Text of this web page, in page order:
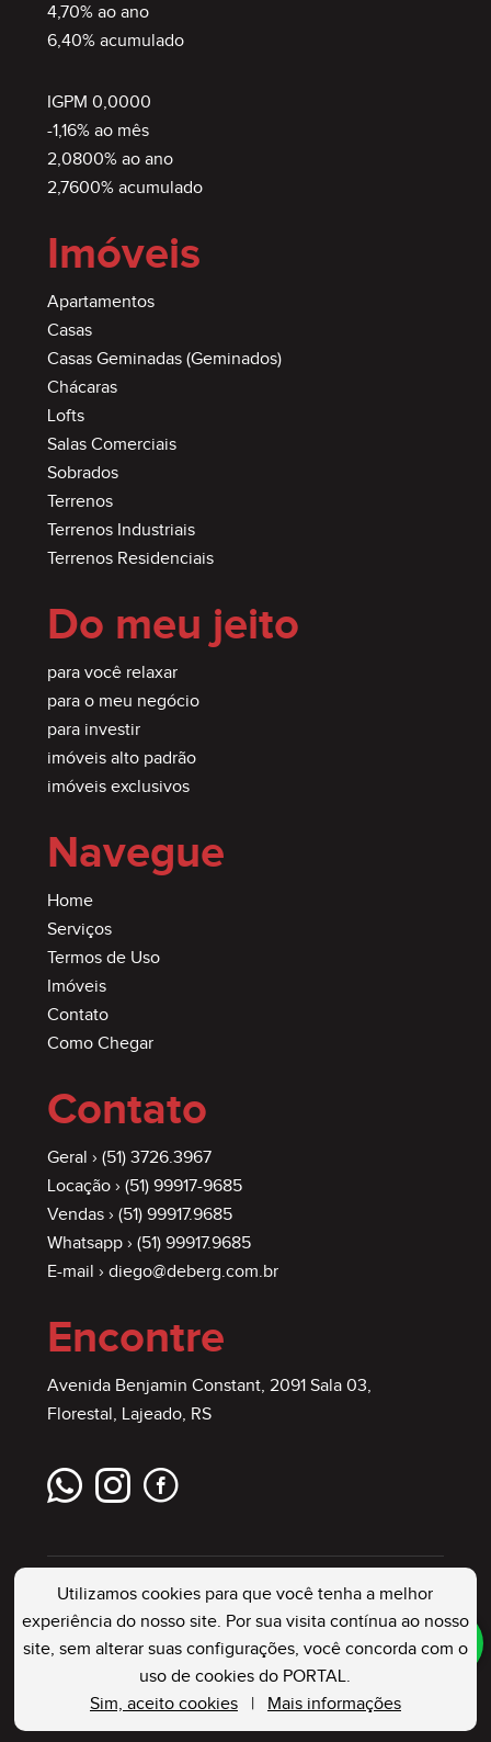
4,70% ao ano
6,40% acumulado
IGPM 0,0000
-1,16% ao mês
2,0800% ao ano
2,7600% acumulado
Imóveis
Apartamentos
Casas
Casas Geminadas (Geminados)
Chácaras
Lofts
Salas Comerciais
Sobrados
Terrenos
Terrenos Industriais
Terrenos Residenciais
Do meu jeito
para você relaxar
para o meu negócio
para investir
imóveis alto padrão
imóveis exclusivos
Navegue
Home
Serviços
Termos de Uso
Imóveis
Contato
Como Chegar
Contato
Geral › (51) 3726.3967
Locação › (51) 99917-9685
Vendas › (51) 99917.9685
Whatsapp › (51) 99917.9685
E-mail › diego@deberg.com.br
Encontre
Avenida Benjamin Constant, 2091 Sala 03,
Florestal, Lajeado, RS
DEBERG IMÓVEIS . Creci: 23544 J . Todos os
Direitos Reservados
Utilizamos cookies para que você tenha a melhor
experiência do nosso site. Por sua visita contínua ao nosso
site, sem alterar suas configurações, você concorda com o
uso de cookies do PORTAL.
Sim, aceito cookies| Mais informações